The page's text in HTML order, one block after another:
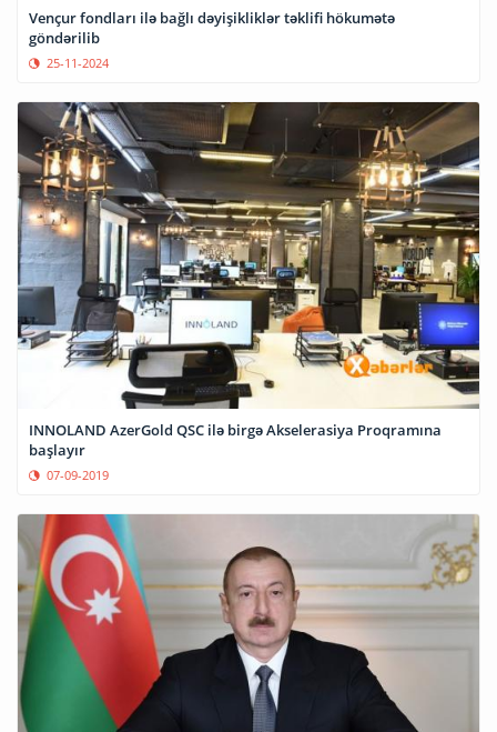
Vençur fondları ilə bağlı dəyişikliklər təklifi hökumətə
göndərilib
25-11-2024
INNOLAND AzerGold QSC ilə birgə Akselerasiya Proqramına
başlayır
07-09-2019